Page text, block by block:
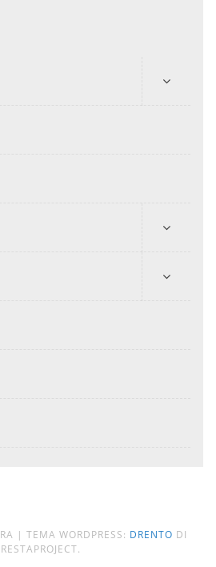
| TEMA WORDPRESS: DRENTO DI